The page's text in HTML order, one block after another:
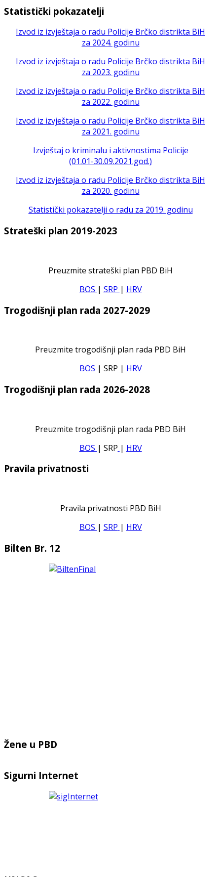
Statistički pokazatelji
Izvod iz izvještaja o radu Policije Brčko distrikta BiH
za 2024. godinu
Izvod iz izvještaja o radu Policije Brčko distrikta BiH
za 2023. godinu
Izvod iz izvještaja o radu Policije Brčko distrikta BiH
za 2022. godinu
Izvod iz izvještaja o radu Policije Brčko distrikta BiH
za 2021. godinu
Izvještaj o kriminalu i aktivnostima Policije
(01.01-30.09.2021.god.)
Izvod iz izvještaja o radu Policije Brčko distrikta BiH
za 2020. godinu
Statistički pokazatelji o radu za 2019. godinu
Strateški plan 2019-2023
Preuzmite strateški plan PBD BiH
BOS | SRP | HRV
Trogodišnji plan rada 2027-2029
Preuzmite trogodišnji plan rada PBD BiH
BOS | SRP | HRV
Trogodišnji plan rada 2026-2028
Preuzmite trogodišnji plan rada PBD BiH
BOS | SRP | HRV
Pravila privatnosti
Pravila privatnosti PBD BiH
BOS | SRP | HRV
Bilten Br. 12
Žene u PBD
Sigurni Internet